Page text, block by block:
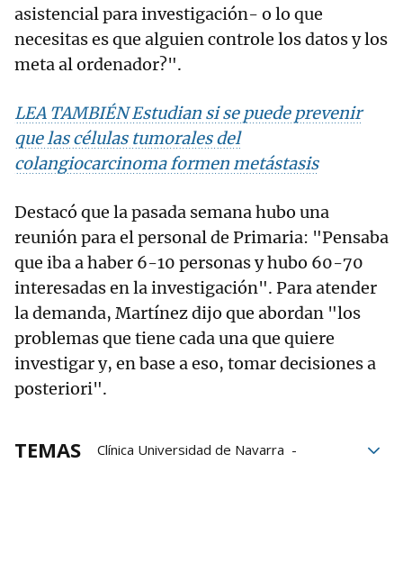
asistencial para investigación- o lo que
necesitas es que alguien controle los datos y los
meta al ordenador?".
LEA TAMBIÉN Estudian si se puede prevenir
que las células tumorales del
colangiocarcinoma formen metástasis
Destacó que la pasada semana hubo una
reunión para el personal de Primaria: "Pensaba
que iba a haber 6-10 personas y hubo 60-70
interesadas en la investigación". Para atender
la demanda, Martínez dijo que abordan "los
problemas que tiene cada una que quiere
investigar y, en base a eso, tomar decisiones a
posteriori".
TEMAS
Clínica Universidad de Navarra